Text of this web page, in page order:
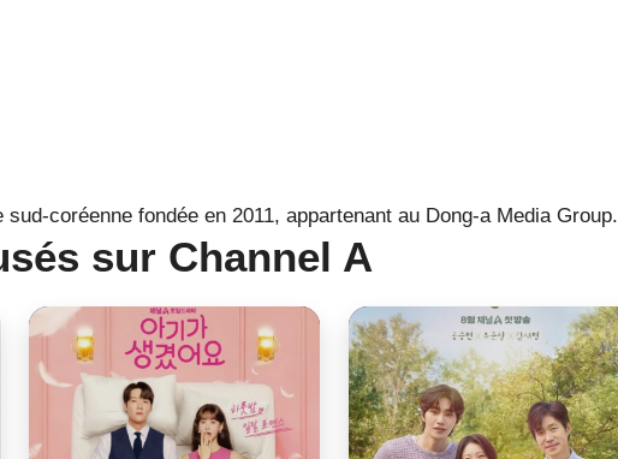
coréenne fondée en 2011, appartenant au Dong-a Media Group.
sur Channel A